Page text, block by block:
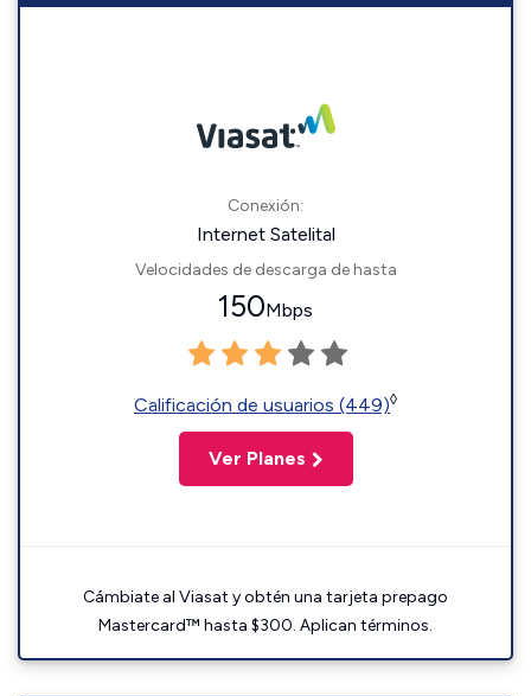
Conexión:
Internet Satelital
Velocidades de descarga de hasta
150Mbps
Calificación de usuarios (449)◊
Ver Planes
Cámbiate al Viasat y obtén una tarjeta prepago
Mastercard™ hasta $300. Aplican términos.